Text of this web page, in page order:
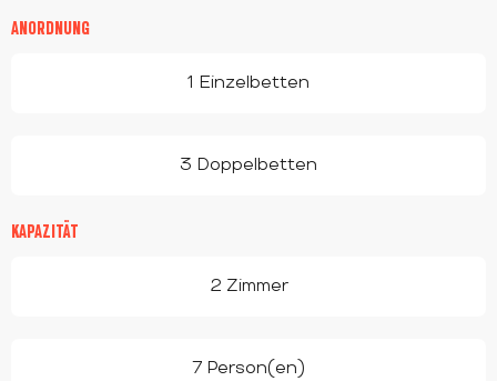
ANORDNUNG
1 Einzelbetten
3 Doppelbetten
KAPAZITÄT
2 Zimmer
7 Person(en)